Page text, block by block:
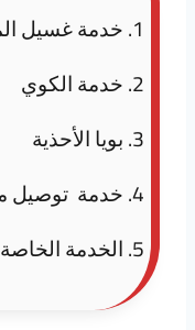
خدمة غسيل
خدمة الكوي
بويا الأحذية
خدمة توصيل
الخدمة